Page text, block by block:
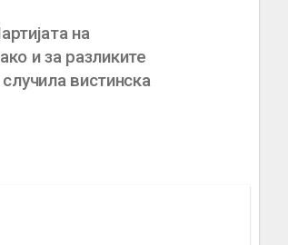
на
и за разликите
вистинска